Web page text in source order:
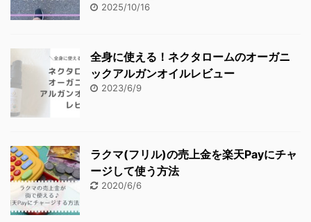
2025/10/16
全身に使える！ネクタロームのオーガニ
ックアルガンオイルレビュー
2023/6/9
ラクマ(フリル)の売上金を楽天Payにチャ
ージして使う方法
2020/6/6